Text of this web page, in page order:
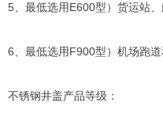
5、最低选用E600型）货运站、
6、最低选用F900型）机场跑道
不锈钢井盖产品等级：